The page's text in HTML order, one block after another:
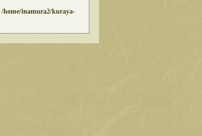
/home/inamura2/kuraya-